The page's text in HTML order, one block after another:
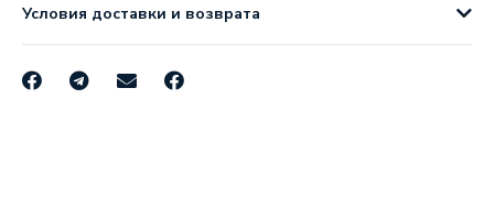
Условия доставки и возврата